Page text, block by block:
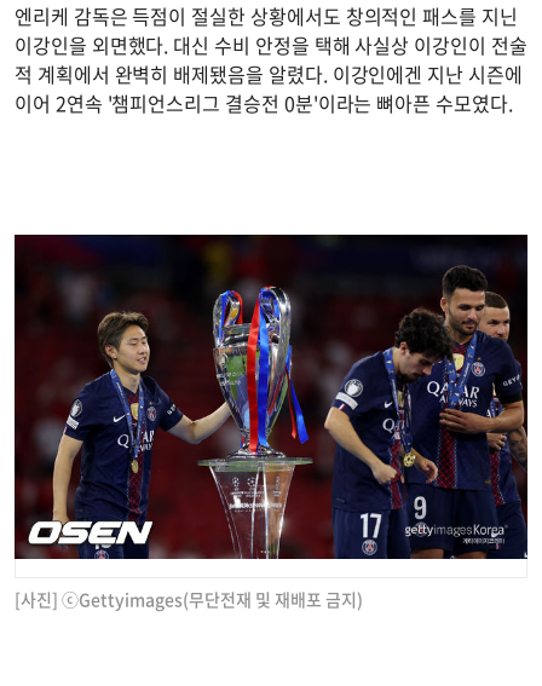
엔리케 감독은 득점이 절실한 상황에서도 창의적인 패스를 지닌
이강인을 외면했다. 대신 수비 안정을 택해 사실상 이강인이 전술
적 계획에서 완벽히 배제됐음을 알렸다. 이강인에겐 지난 시즌에
이어 2연속 '챔피언스리그 결승전 0분'이라는 뼈아픈 수모였다.
[사진] ⓒGettyimages(무단전재 및 재배포 금지)